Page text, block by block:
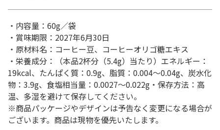
・内容量：60g／袋
・賞味期限：2027年6月30日
・原材料名：コーヒー豆、コーヒーオリゴ糖エキス
・栄養成分：（本品2杯分（5.4g）当たり）エネルギー：
19kcal、たんぱく質：0.9g、脂質：0.004～0.04g、炭水化
物：3.9g、食塩相当量：0.0027～0.022g・保存方法：高
温、多湿を避けて保存してください。
※商品パッケージやデザインは予告なく変更になる場合が
ございます。商品は現物を優先いたします。